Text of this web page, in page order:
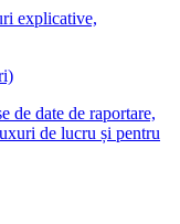
explicative,
de date de raportare,
de lucru și pentru